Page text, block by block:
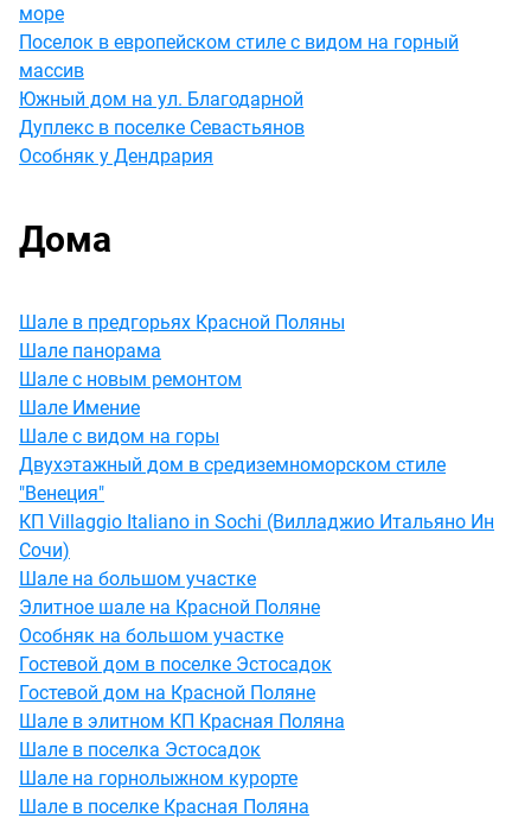
море
Поселок в европейском стиле с видом на горный
массив
Южный дом на ул. Благодарной
Дуплекс в поселке Севастьянов
Особняк у Дендрария
Дома
Шале в предгорьях Красной Поляны
Шале панорама
Шале с новым ремонтом
Шале Имение
Шале с видом на горы
Двухэтажный дом в средиземноморском стиле
"Венеция"
КП Villaggio Italiano in Sochi (Вилладжио Итальяно Ин
Сочи)
Шале на большом участке
Элитное шале на Красной Поляне
Особняк на большом участке
Гостевой дом в поселке Эстосадок
Гостевой дом на Красной Поляне
Шале в элитном КП Красная Поляна
Шале в поселка Эстосадок
Шале на горнолыжном курорте
Шале в поселке Красная Поляна